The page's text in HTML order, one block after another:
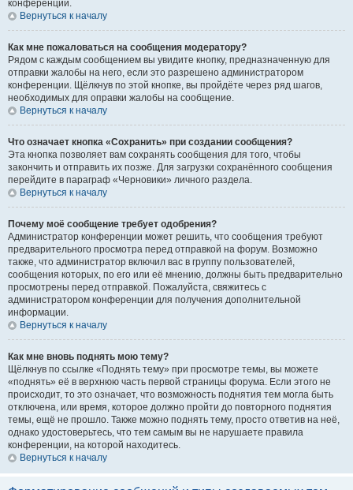
конференции.
Вернуться к началу
Как мне пожаловаться на сообщения модератору?
Рядом с каждым сообщением вы увидите кнопку, предназначенную для
отправки жалобы на него, если это разрешено администратором
конференции. Щёлкнув по этой кнопке, вы пройдёте через ряд шагов,
необходимых для оправки жалобы на сообщение.
Вернуться к началу
Что означает кнопка «Сохранить» при создании сообщения?
Эта кнопка позволяет вам сохранять сообщения для того, чтобы
закончить и отправить их позже. Для загрузки сохранённого сообщения
перейдите в параграф «Черновики» личного раздела.
Вернуться к началу
Почему моё сообщение требует одобрения?
Администратор конференции может решить, что сообщения требуют
предварительного просмотра перед отправкой на форум. Возможно
также, что администратор включил вас в группу пользователей,
сообщения которых, по его или её мнению, должны быть предварительно
просмотрены перед отправкой. Пожалуйста, свяжитесь с
администратором конференции для получения дополнительной
информации.
Вернуться к началу
Как мне вновь поднять мою тему?
Щёлкнув по ссылке «Поднять тему» при просмотре темы, вы можете
«поднять» её в верхнюю часть первой страницы форума. Если этого не
происходит, то это означает, что возможность поднятия тем могла быть
отключена, или время, которое должно пройти до повторного поднятия
темы, ещё не прошло. Также можно поднять тему, просто ответив на неё,
однако удостоверьтесь, что тем самым вы не нарушаете правила
конференции, на которой находитесь.
Вернуться к началу